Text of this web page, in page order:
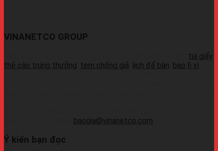
VINANETCO GROUP
túi giấy
thẻ cào trúng thưởng tem chống giả lịch để bàn bao lì xì
baogia@vinanetco.com
Ý kiến bạn đọc